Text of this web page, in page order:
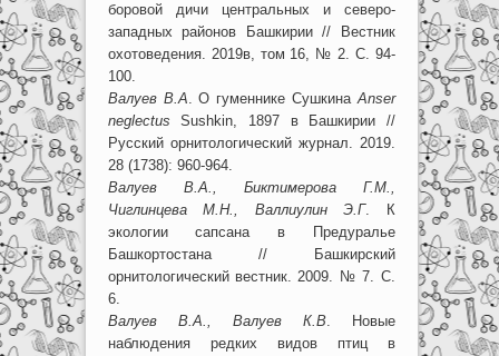
боровой дичи центральных и северо-
западных районов Башкирии // Вестник
охотоведения. 2019в, том 16, № 2. С. 94-
100.
Валуев В.А. О гуменнике СушкинаAnser
neglectus Sushkin, 1897 в Башкирии //
Русский орнитологический журнал. 2019.
28 (1738): 960-964.
Валуев В.А., Биктимерова Г.М.,
Чиглинцева М.Н., Валлиулин Э.Г. К
экологии сапсана в Предуралье
Башкортостана // Башкирский
орнитологический вестник. 2009. № 7. С.
6.
Валуев В.А., Валуев К.В. Новые
наблюдения редких видов птиц в